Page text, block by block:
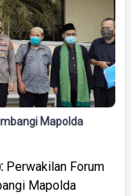
Mapolda
Perwakilan Forum
Mapolda